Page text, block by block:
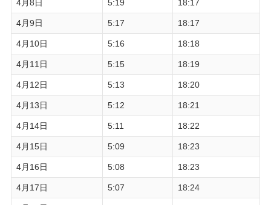
4月8日 5:19 18:17
4月9日 5:17 18:17
4月10日 5:16 18:18
4月11日 5:15 18:19
4月12日 5:13 18:20
4月13日 5:12 18:21
4月14日 5:11 18:22
4月15日 5:09 18:23
4月16日 5:08 18:23
4月17日 5:07 18:24